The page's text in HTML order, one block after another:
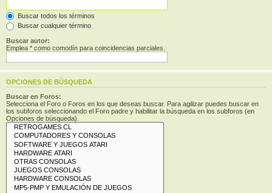
Buscar todos los términos
Buscar cualquier término
Buscar autor:
Emplea * como comodín para coincidencias parciales.
OPCIONES DE BÚSQUEDA
Buscar en Foros:
Selecciona el Foro o Foros en los que deseas buscar. Para agilizar puedes buscar en
los subforos seleccionando el Foro padre y habilitar la búsqueda en los subforos (en
Opciones de búsqueda).